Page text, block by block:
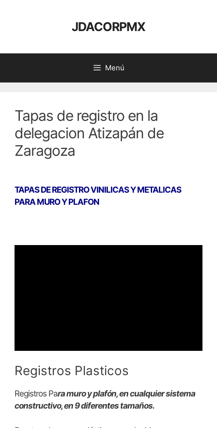
JDACORPMX
Menú
Tapas de registro en la
delegacion Atizapán de
Zaragoza
TAPAS DE REGISTRO VINILICAS Y METALICAS
PARA MURO Y PLAFON
Registros Plasticos
Registros Para muro y plafón, en cualquier sistema
constructivo, en 9 diferentes tamaños.